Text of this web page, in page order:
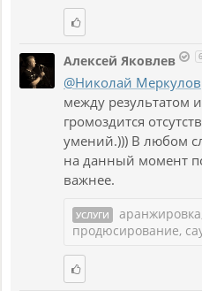
Алексей Яковлев
@Николай Меркулов
между результатом
громоздится
умений.))) В любом
на данный момент
важнее.
УСЛУГИ
продюсирование,